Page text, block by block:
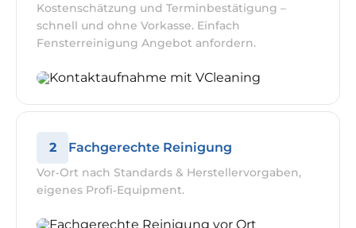
Kostenschätzung und Terminbestätigung –
schnell und ohne Vorkasse. Einfach
Fensterreinigung Angebot anfordern.
2 Fachgerechte Reinigung
Vor‑Ort nach Standards & Herstellervorgaben,
eigenes Profi‑Equipment.